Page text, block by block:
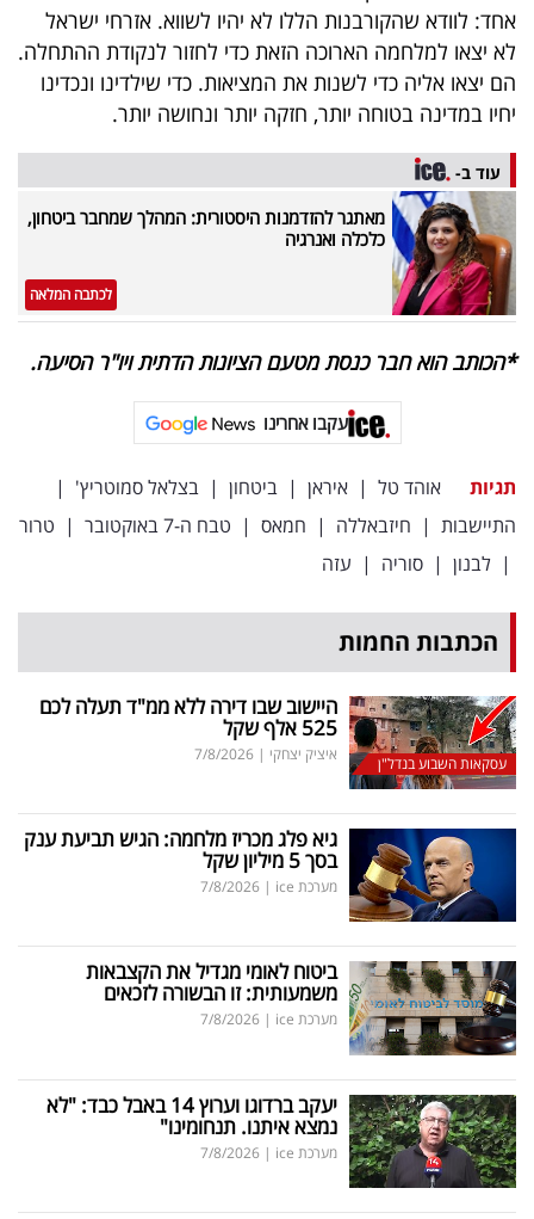
אחד: לוודא שהקורבנות הללו לא יהיו לשווא. אזרחי ישראל
לא יצאו למלחמה הארוכה הזאת כדי לחזור לנקודת ההתחלה.
הם יצאו אליה כדי לשנות את המציאות. כדי שילדינו ונכדינו
יחיו במדינה בטוחה יותר, חזקה יותר ונחושה יותר.
עוד ב-
מאתגר להזדמנות היסטורית: המהלך שמחבר ביטחון,
כלכלה ואנרגיה
לכתבה המלאה
*הכותב הוא חבר כנסת מטעם הציונות הדתית ויו"ר הסיעה.
עקבו אחרינו
תגיות אוהד טל | איראן | ביטחון | בצלאל סמוטריץ' |
התיישבות | חיזבאללה | חמאס | טבח ה-7 באוקטובר | טרור
| לבנון | סוריה | עזה
הכתבות החמות
עסקאות השבוע בנדל"ן
היישוב שבו דירה ללא ממ"ד תעלה לכם
525 אלף שקל
איציק יצחקי |
7/8/2026
גיא פלג מכריז מלחמה: הגיש תביעת ענק
בסך 5 מיליון שקל
מערכת ice |
7/8/2026
ביטוח לאומי מגדיל את הקצבאות
משמעותית: זו הבשורה לזכאים
מערכת ice |
7/8/2026
יעקב ברדוגו וערוץ 14 באבל כבד: "לא
נמצא איתנו. תנחומינו"
מערכת ice |
7/8/2026